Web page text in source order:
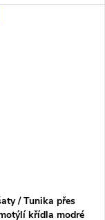
/ Tunika přes
křídla modré